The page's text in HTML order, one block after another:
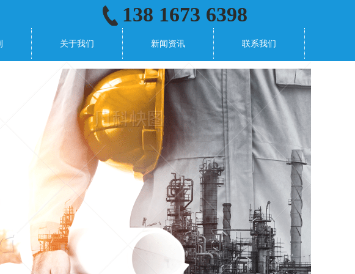
关于我们 新闻资讯 联系我们
138 1673 6398